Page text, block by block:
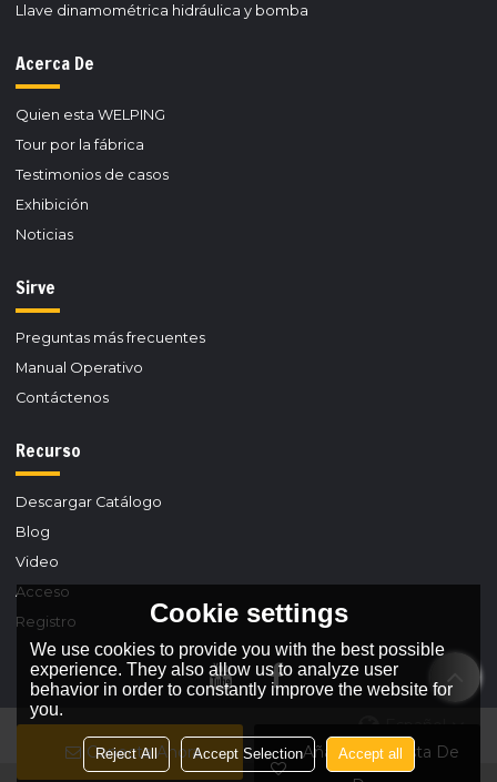
Conecta Ahora
Añadir A La Lista De
Llave dinamométrica hidráulica y bomba
Acerca De
Quien esta WELPING
Tour por la fábrica
Testimonios de casos
Exhibición
Noticias
Sirve
Preguntas más frecuentes
Manual Operativo
Contáctenos
Recurso
Descargar Catálogo
Blog
Video
Acceso
Registro
Cookie settings
We use cookies to provide you with the best possible
experience. They also allow us to analyze user
behavior in order to constantly improve the website for
you.
Reject All Accept Selection Accept all